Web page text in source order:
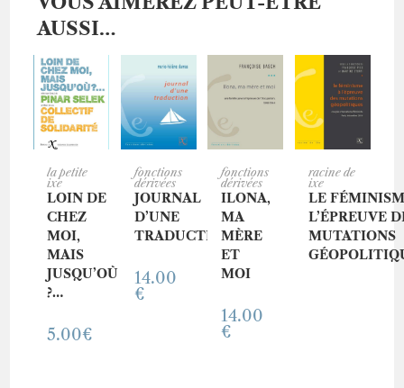
AUSSI…
AJOUT
ER AU
PANIE
R
la petite
ixe
LOIN DE
CHEZ
MOI,
MAIS
JUSQU’OÙ
?…
5.00€
AJOUT
ER AU
PANIE
R
fonctions
dérivées
JOURNAL
D’UNE
TRADUCTION
14.00
€
AJOUT
ER AU
PANIE
R
fonctions
dérivées
ILONA,
MA
MÈRE
ET
MOI
14.00
€
AJOUT
ER AU
PANIE
racine de
ixe
LE
L’ÉPREUVE
MUTATIONS